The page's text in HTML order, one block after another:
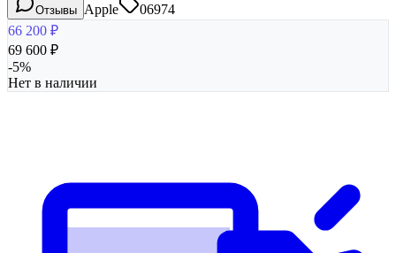
Отзывы Apple
06974
66 200 ₽
69 600 ₽
-5%
Нет в наличии